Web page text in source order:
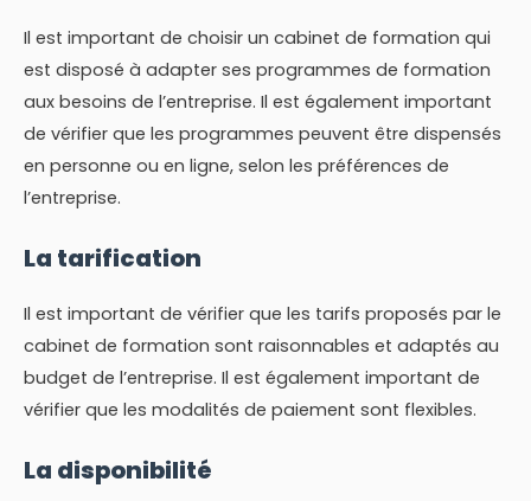
Il est important de choisir un cabinet de formation qui
est disposé à adapter ses programmes de formation
aux besoins de l’entreprise. Il est également important
de vérifier que les programmes peuvent être dispensés
en personne ou en ligne, selon les préférences de
l’entreprise.
La tarification
Il est important de vérifier que les tarifs proposés par le
cabinet de formation sont raisonnables et adaptés au
budget de l’entreprise. Il est également important de
vérifier que les modalités de paiement sont flexibles.
La disponibilité